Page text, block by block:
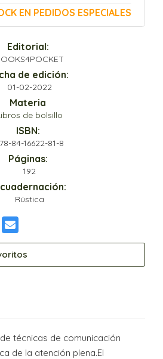
EN PEDIDOS ESPECIALES
Editorial:
de edición:
01-02-2022
Materia
de bolsillo
ISBN:
84-16622-81-8
Páginas:
192
Rústica
técnicas de comunicación
de la atención plena.El